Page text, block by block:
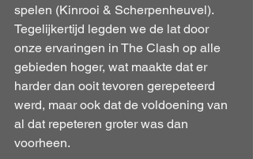
spelen (Kinrooi & Scherpenheuvel).
Tegelijkertijd legden we de lat door
onze ervaringen in The Clash op alle
gebieden hoger, wat maakte dat er
harder dan ooit tevoren gerepeteerd
werd, maar ook dat de voldoening van
al dat repeteren groter was dan
voorheen.